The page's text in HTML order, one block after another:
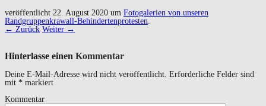
veröffentlicht 22. August 2020 um Fotogalerien von unseren
Randgruppenkrawall-Behindertenprotesten
← Zurück Weiter →
Hinterlasse einen Kommentar
Deine E-Mail-Adresse wird nicht veröffentlicht. Erforderliche Felder sind
mit * markiert
Kommentar